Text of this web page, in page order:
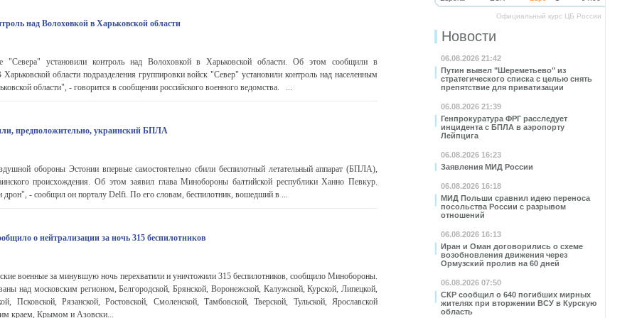
Официальный курс ЦБ России
Новости
06.08.2026 21:42
Путин вывел "Шереметьево" из
стратегического списка с целью снять
препятствие для приватизации
06.08.2026 21:39
Генпрокуратура ФРГ расследует
инцидента с БПЛА в аэропорту
Лейпцига
06.08.2026 16:23
Заявления МИД России
06.08.2026 16:18
МИД Польши сравнил идею переноса
посольства России с разрывом
отношений
06.08.2026 16:13
Иран и Оман договорились о схеме
возобновления движения через
Ормузский пролив на 60 дней
06.08.2026 07:50
СКР сообщил о 640 погибших мирных
жителях при вторжении ВСУ в Курскую
область
над Волоховкой в Харьковской области
"Севера" установили контроль над Волоховкой в Харьковской области. Об этом сообщили в
области подразделения группировки войск "Север" установили контроль над населенным
области", - говорится в сообщении российского военного ведомства. ...
предположительно, украинский БПЛА
обороны Эстонии впервые самостоятельно сбили беспилотный летательный аппарат (БПЛА),
происхождения. Об этом заявил глава Минобороны балтийской республики Ханно Певкур.
- сообщил он порталу Delfi. По его словам, беспилотник, вошедший в ...
о нейтрализации за ночь 315 беспилотников
военные за минувшую ночь перехватили и уничтожили 315 беспилотников, сообщило Минобороны.
над московским регионом, Белгородской, Брянской, Воронежской, Калужской, Курской, Липецкой,
Псковской, Рязанской, Ростовской, Смоленской, Тамбовской, Тверской, Тульской, Ярославской
краем, Крымом и Азовски...